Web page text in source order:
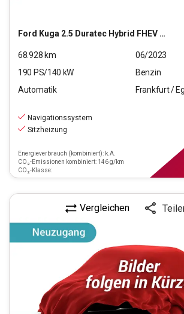
Ford Kuga 2.5 Duratec Hybrid FHEV Cool&Connect FWD (EUR
68.928 km
06/2023
190 PS/140 kW
Benzin
Automatik
Frankfurt /
Navigationssystem
Sitzheizung
Energieverbrauch (kombiniert): k.A.
CO₂-Emissionen kombiniert: 146 g/km
CO₂-Klasse:
Vergleichen